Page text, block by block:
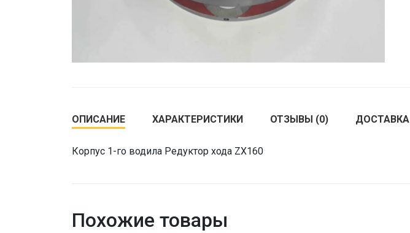
ОПИСАНИЕ ХАРАКТЕРИСТИКИ ОТЗЫВЫ (0) ДОСТАВКА
Корпус 1-го водила Редуктор хода ZX160
Похожие товары